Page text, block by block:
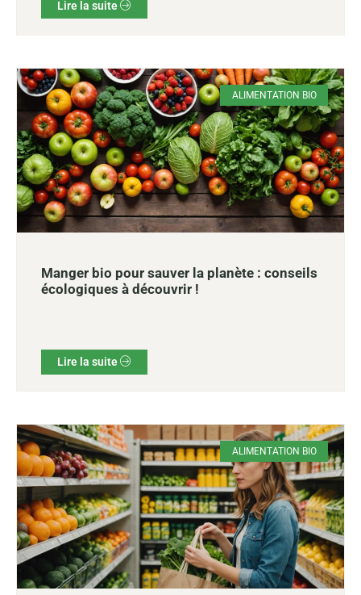
Lire la suite
ALIMENTATION BIO
Manger bio pour sauver la planète : conseils
écologiques à découvrir !
Lire la suite
ALIMENTATION BIO